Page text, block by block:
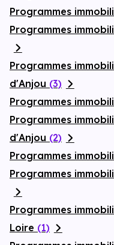
Programmes
Programmes
Programmes
d'Anjou (3)
Programmes
Programmes
d'Anjou (2)
Programmes
Programmes
Programmes
Loire (1)